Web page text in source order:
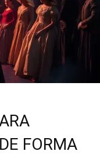
FORMA